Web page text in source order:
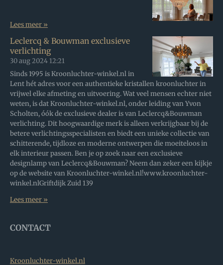
Lees meer »
Leclercq & Bouwman exclusieve
verlichting
30 aug 2024 12:21
Sinds 1995 is Kroonluchter-winkel.nl in
Lent hét adres voor een authentieke kristallen kroonluchter in
vrijwel elke afmeting en uitvoering. Wat veel mensen echter niet
weten, is dat Kroonluchter-winkel.nl, onder leiding van Yvon
Scholten, óók de exclusieve dealer is van Leclercq&Bouwman
verlichting. Dit hoogwaardige merk is alleen verkrijgbaar bij de
betere verlichtingsspecialisten en biedt een unieke collectie van
schitterende, tijdloze en moderne ontwerpen die moeiteloos in
elk interieur passen. Ben je op zoek naar een exclusieve
designlamp van Leclercq&Bouwman? Neem dan zeker een kijkje
op de website van Kroonluchter-winkel.nl!www.kroonluchter-
winkel.nlGriftdijk Zuid 139
Lees meer »
CONTACT
Kroonluchter-winkel.nl